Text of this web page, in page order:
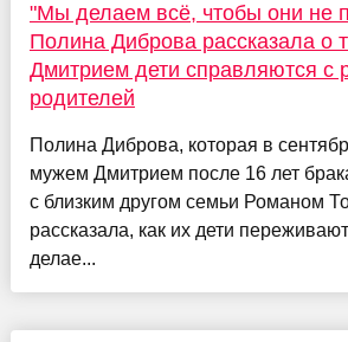
"Мы делаем всё, чтобы они не
Полина Диброва рассказала о
Дмитрием дети справляются с
родителей
Полина Диброва, которая в
мужем Дмитрием после 16 лет
с близким другом семьи Романом
рассказала, как их дети
делае...